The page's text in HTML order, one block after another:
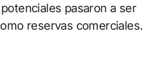
pasaron a ser
reservas comerciales.